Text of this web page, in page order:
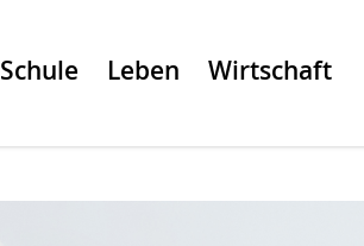
Schule Leben Wirtschaft